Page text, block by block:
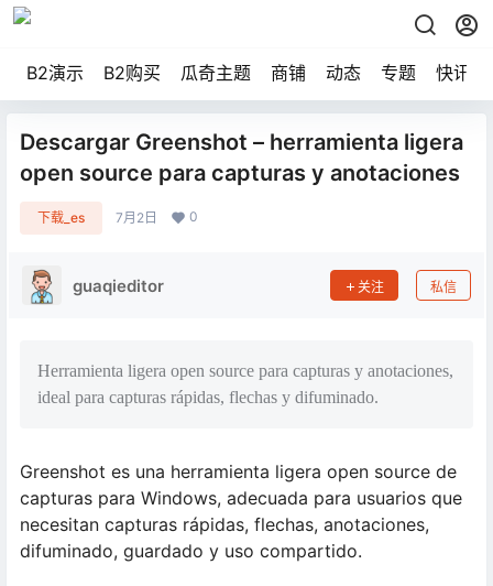
B2演示 B2购买 瓜奇主题 商铺 动态 专题 快讯
Descargar Greenshot – herramienta ligera
open source para capturas y anotaciones
下载_es 7月2日 0
guaqieditor 关注 私信
Herramienta ligera open source para capturas y anotaciones,
ideal para capturas rápidas, flechas y difuminado.
Greenshot es una herramienta ligera open source de
capturas para Windows, adecuada para usuarios que
necesitan capturas rápidas, flechas, anotaciones,
difuminado, guardado y uso compartido.